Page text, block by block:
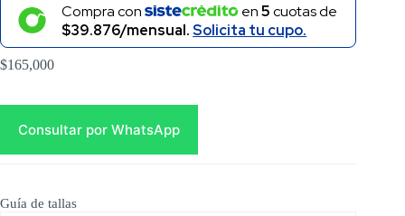
Compra con en5cuotas de
$39.876/mensual.Solicita tu cupo.
$165,000
Consultar por WhatsApp
Guía de tallas